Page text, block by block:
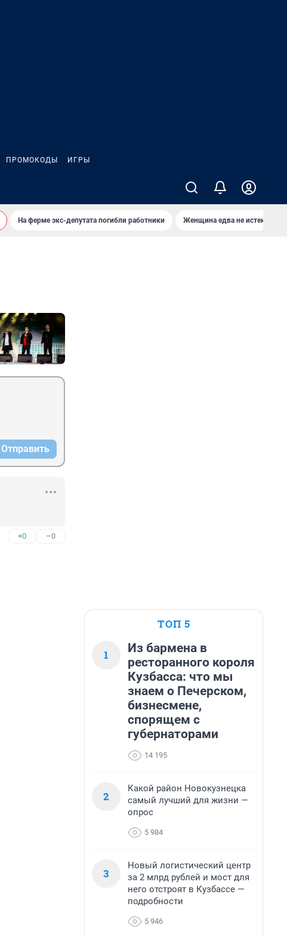
ПРОМОКОДЫ ИГРЫ
На ферме экс-депутата погибли работники Женщина едва не истекла
Отправить
+0 –0
ТОП 5
1
Из бармена в
ресторанного короля
Кузбасса: что мы
знаем о Печерском,
бизнесмене,
спорящем с
губернаторами
14 195
2
Какой район Новокузнецка
самый лучший для жизни —
опрос
5 984
3
Новый логистический центр
за 2 млрд рублей и мост для
него отстроят в Кузбассе —
подробности
5 946